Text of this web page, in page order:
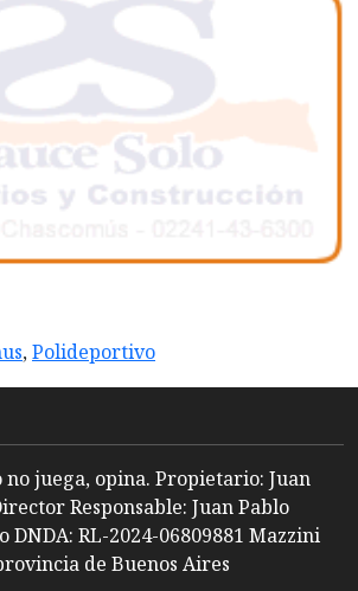
,Polideportivo
no juega, opina. Propietario: Juan
Responsable: Juan Pablo
DNDA: RL-2024-06809881 Mazzini
de Buenos Aires